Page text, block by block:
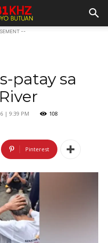
--
patay sa
| 9:39 PM 108
Pinterest